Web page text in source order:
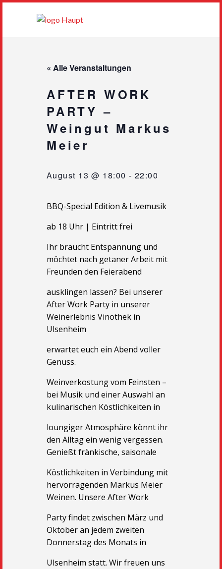
« Alle Veranstaltungen
AFTER WORK
PARTY –
Weingut Markus
Meier
August 13 @ 18:00 - 22:00
BBQ-Special Edition & Livemusik
ab 18 Uhr | Eintritt frei
Ihr braucht Entspannung und
möchtet nach getaner Arbeit mit
Freunden den Feierabend
ausklingen lassen? Bei unserer
After Work Party in unserer
Weinerlebnis Vinothek in
Ulsenheim
erwartet euch ein Abend voller
Genuss.
Weinverkostung vom Feinsten –
bei Musik und einer Auswahl an
kulinarischen Köstlichkeiten in
loungiger Atmosphäre könnt ihr
den Alltag ein wenig vergessen.
Genießt fränkische, saisonale
Köstlichkeiten in Verbindung mit
hervorragenden Markus Meier
Weinen. Unsere After Work
Party findet zwischen März und
Oktober an jedem zweiten
Donnerstag des Monats in
Ulsenheim statt. Wir freuen uns